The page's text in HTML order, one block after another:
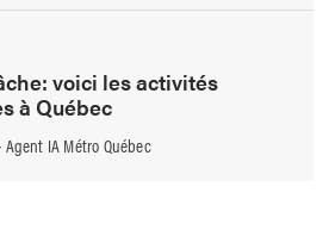
voici les activités
à Québec
Agent IA Métro Québec